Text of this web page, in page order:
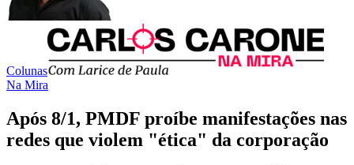
Colunas
Na Mira
Após 8/1, PMDF proíbe manifestações nas
redes que violem "ética" da corporação